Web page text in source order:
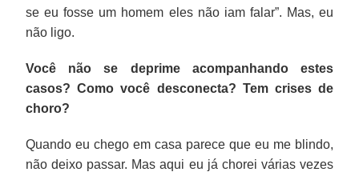
se eu fosse um homem eles não iam falar”. Mas, eu
não ligo.
Você não se deprime acompanhando estes
casos? Como você desconecta? Tem crises de
choro?
Quando eu chego em casa parece que eu me blindo,
não deixo passar. Mas aqui eu já chorei várias vezes